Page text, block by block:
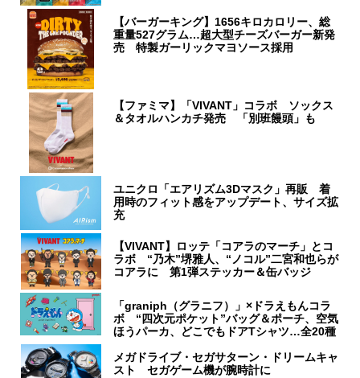
【バーガーキング】1656キロカロリー、総
重量527グラム…超大型チーズバーガー新発
売 特製ガーリックマヨソース採用
【ファミマ】「VIVANT」コラボ ソックス
＆タオルハンカチ発売 「別班饅頭」も
ユニクロ「エアリズム3Dマスク」再販 着
用時のフィット感をアップデート、サイズ拡
充
【VIVANT】ロッテ「コアラのマーチ」とコ
ラボ “乃木”堺雅人、“ノコル”二宮和也らが
コアラに 第1弾ステッカー＆缶バッジ
「graniph（グラニフ）」×ドラえもんコラ
ボ “四次元ポケット”バッグ＆ポーチ、空気
ほうパーカ、どこでもドアTシャツ…全20種
メガドライブ・セガサターン・ドリームキャ
スト セガゲーム機が腕時計に